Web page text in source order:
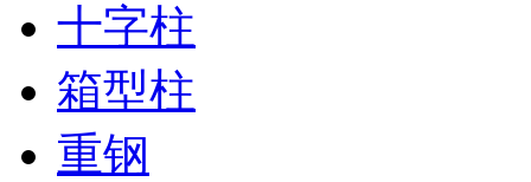
十字柱
箱型柱
重钢